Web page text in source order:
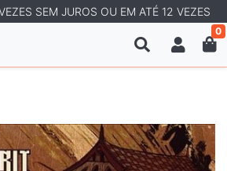
SEM JUROS OU EM ATÉ 12 VEZES
0